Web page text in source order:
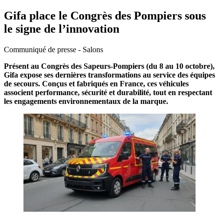
Gifa place le Congrès des Pompiers sous
le signe de l’innovation
Communiqué de presse - Salons
Présent au Congrès des Sapeurs-Pompiers (du 8 au 10 octobre),
Gifa expose ses dernières transformations au service des équipes
de secours. Conçus et fabriqués en France, ces véhicules
associent performance, sécurité et durabilité, tout en respectant
les engagements environnementaux de la marque.